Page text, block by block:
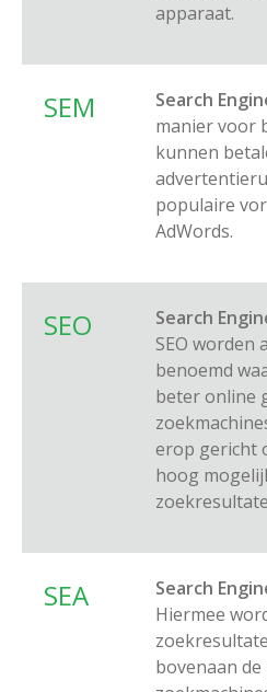
apparaat.
SEM Search
manier voor
kunnen
populaire
AdWords.
SEO Search
SEO worden
benoemd
beter online
erop gericht
hoog
SEA Search
Hiermee
bovenaan